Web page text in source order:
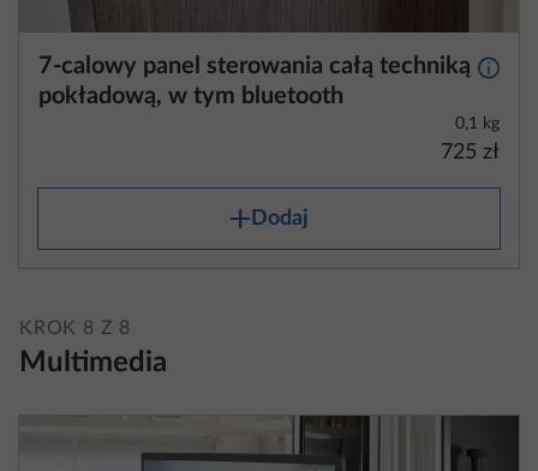
7-calowy panel sterowania całą techniką
pokładową, w tym bluetooth
0,1 kg
725 zł
Dodaj
KROK 8 Z 8
Multimedia